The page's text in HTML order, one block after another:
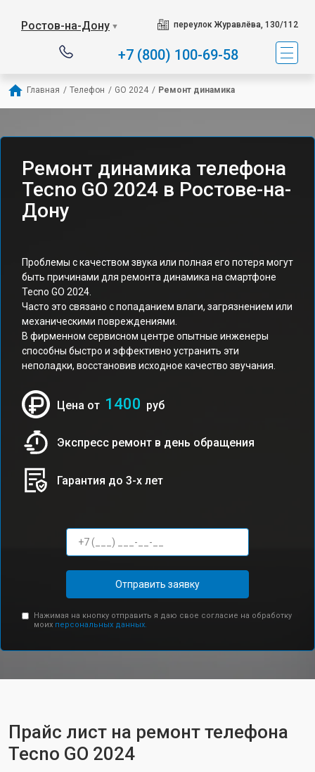
Ростов-на-Дону ▼ переулок Журавлёва, 130/112
+7 (800) 100-69-58
Главная / Телефон / GO 2024 / Ремонт динамика
Ремонт динамика телефона
Tecno GO 2024 в Ростове-на-
Дону
Проблемы с качеством звука или полная его потеря могут
быть причинами для ремонта динамика на смартфоне
Tecno GO 2024.
Часто это связано с попаданием влаги, загрязнением или
механическими повреждениями.
В фирменном сервисном центре опытные инженеры
способны быстро и эффективно устранить эти
неполадки, восстановив исходное качество звучания.
Цена от 1400 руб
Экспресс ремонт в день обращения
Гарантия до 3-х лет
Отправить заявку
Нажимая на кнопку отправить я даю свое согласие на обработку
моих персональных данных.
Прайс лист на ремонт телефона
Tecno GO 2024